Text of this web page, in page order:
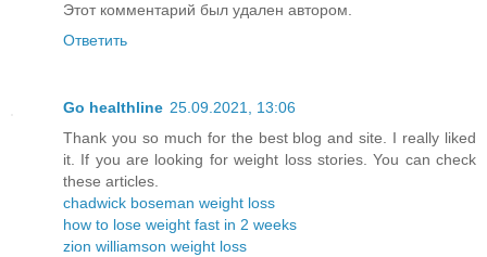
Этот комментарий был удален автором.
Ответить
Go healthline 25.09.2021, 13:06
Thank you so much for the best blog and site. I really liked
it. If you are looking for weight loss stories. You can check
these articles.
chadwick boseman weight loss
how to lose weight fast in 2 weeks
zion williamson weight loss